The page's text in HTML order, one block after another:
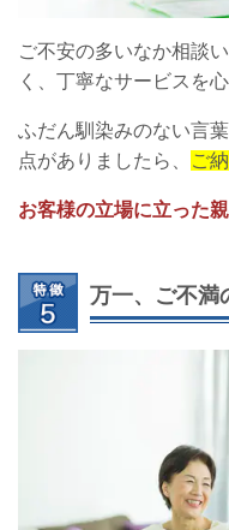
ご不安の多いなか相談
く、丁寧なサービスを
ふだん馴染みのない言
点がありましたら、
ご
お客様の立場に立った
万一、ご不満